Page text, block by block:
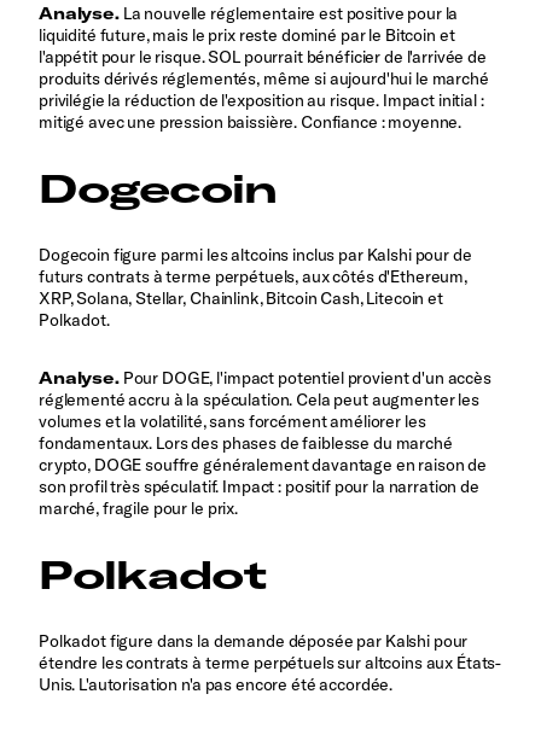
Analyse.La nouvelle réglementaire est positive pour la
liquidité future, mais le prix reste dominé par le Bitcoin et
l'appétit pour le risque. SOL pourrait bénéficier de l'arrivée de
produits dérivés réglementés, même si aujourd'hui le marché
privilégie la réduction de l'exposition au risque. Impact initial :
mitigé avec une pression baissière. Confiance : moyenne.
Dogecoin
Dogecoin figure parmi les altcoins inclus par Kalshi pour de
futurs contrats à terme perpétuels, aux côtés d'Ethereum,
XRP, Solana, Stellar, Chainlink, Bitcoin Cash, Litecoin et
Polkadot.
Analyse.Pour DOGE, l'impact potentiel provient d'un accès
réglementé accru à la spéculation. Cela peut augmenter les
volumes et la volatilité, sans forcément améliorer les
fondamentaux. Lors des phases de faiblesse du marché
crypto, DOGE souffre généralement davantage en raison de
son profil très spéculatif. Impact : positif pour la narration de
marché, fragile pour le prix.
Polkadot
Polkadot figure dans la demande déposée par Kalshi pour
étendre les contrats à terme perpétuels sur altcoins aux États-
Unis. L'autorisation n'a pas encore été accordée.